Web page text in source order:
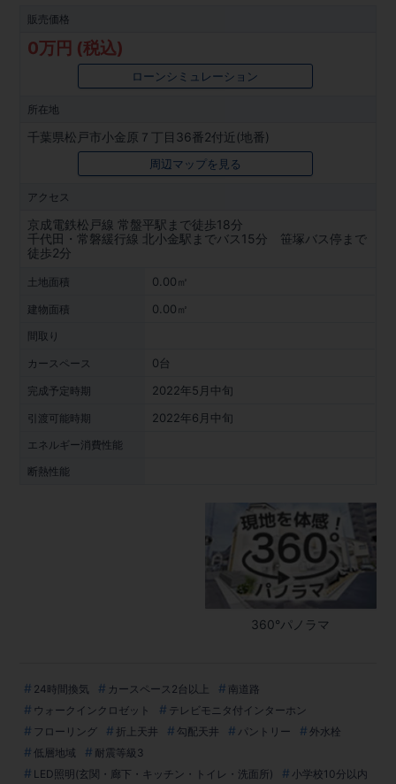
販売価格
0万円 (税込)
ローンシミュレーション
所在地
千葉県松戸市小金原７丁目36番2付近(地番)
周辺マップを見る
アクセス
京成電鉄松戸線 常盤平駅まで徒歩18分
千代田・常磐緩行線 北小金駅までバス15分 笹塚バス停まで
徒歩2分
土地面積 0.00㎡
建物面積 0.00㎡
間取り
カースペース 0台
完成予定時期 2022年5月中旬
引渡可能時期 2022年6月中旬
エネルギー消費性能
断熱性能
24時間換気 カースペース2台以上
南道路
ウォークインクロゼット
テレビモニタ付インターホン
フローリング
折上天井 勾配天井 パントリー
外水栓
低層地域
耐震等級3
LED照明(玄関・廊下・キッチン・トイレ・洗面所)
小学校10分以内
360°パノラマ